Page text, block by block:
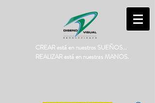
CREAR está en nuestros SUEÑOS...
REALIZAR está en nuestras MANOS.